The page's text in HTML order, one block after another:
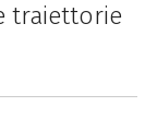
traiettorie